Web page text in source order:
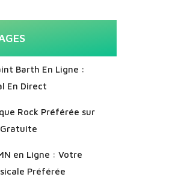
Barth En Ligne :
En Direct
Rock Préférée sur
Gratuite
en Ligne : Votre
Préférée